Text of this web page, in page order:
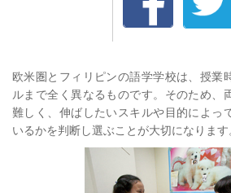
欧米圏とフィリピンの語学学校は、授業
ルまで全く異なるものです。そのため、
難しく、伸ばしたいスキルや目的によっ
いるかを判断し選ぶことが大切になります